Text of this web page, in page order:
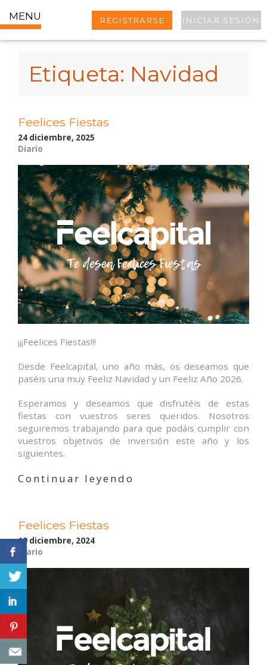
MENU REGISTRARSE INICIAR SESIÓN
Etiqueta: Navidad
Feelices Fiestas
24 diciembre, 2025
Diario
¡¡¡Feelices Fiestas!!!
Desde Feelcapital, uno año más, os deseamos que
paséis una muy Feeliz Navidad y un Feeliz Año 2026.
Esperamos y deseamos que disfrutéis de estas
fiestas con vuestros seres queridos. Nosotros
seguiremos trabajando para que podáis cumplir con
vuestros objetivos de inversión este año y los
siguientes.
Continuar leyendo
Feelices Fiestas
19 diciembre, 2024
Diario